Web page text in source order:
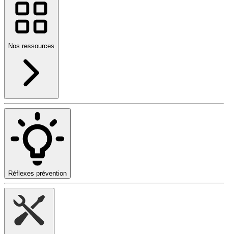
Nos ressources
Réflexes prévention